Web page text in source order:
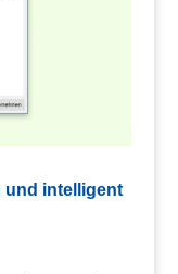
und intelligent